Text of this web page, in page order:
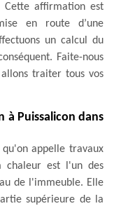
Cette affirmation est
en route d’une
un calcul du
Faite-nous
traiter tous vos
à Puissalicon dans
appelle travaux
est l'un des
de l'immeuble. Elle
supérieure de la